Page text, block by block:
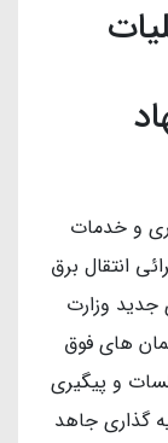
و خدمات
انتقال برق
جدید وزارت
های فوق
و پیگیری
گذاری جاهد